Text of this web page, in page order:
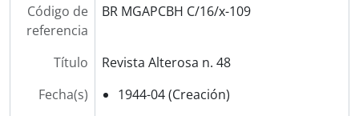
Código de
referencia
BR MGAPCBH C/16/x-109
Título
Revista Alterosa n. 48
Fecha(s)
1944-04 (Creación)